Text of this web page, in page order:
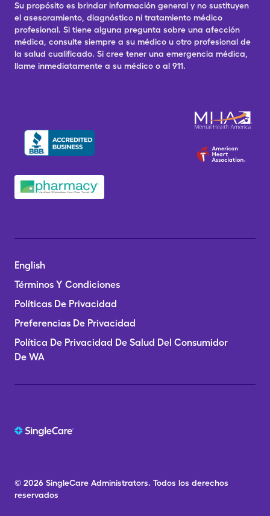
Su propósito es brindar información general y no sustituyen
el asesoramiento, diagnóstico ni tratamiento médico
profesional. Si tiene alguna pregunta sobre una afección
médica, consulte siempre a su médico u otro profesional de
la salud cualificado. Si cree tener una emergencia médica,
llame inmediatamente a su médico o al 911.
English
Términos Y Condiciones
Políticas De Privacidad
Preferencias De Privacidad
Política De Privacidad De Salud Del Consumidor
De WA
© 2026 SingleCare Administrators. Todos los derechos
reservados